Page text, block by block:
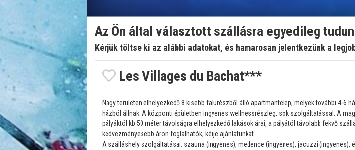
Az Ön által választott szállásra egyedileg
Kérjük töltse ki az alábbi adatokat, és hamarosan jelentkezünk a
Les Villages du Bachat***
Nagy területen elhelyezkedő 8 kisebb falurészből álló apartmantelep, melyek további 4-6
házból állnak. A központi épületben ingyenes wellnessrészleg, sok szolgáltatással. A
pályáktól kb 50 méter távolságra elhelyezkedő lakások árai, a pályától távolabb fekvő
kedvezményesebb áron foglalhatók, kérje ajánlatunkat.
A szálláshely szolgáltatásai: szauna (ingyenes), medence (ingyenes), jacuzzi (ingyenes),